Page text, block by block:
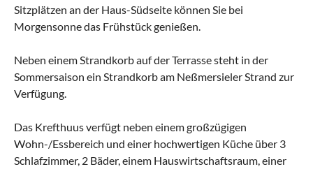
Sitzplätzen an der Haus-Südseite können Sie bei
Morgensonne das Frühstück genießen.
Neben einem Strandkorb auf der Terrasse steht in der
Sommersaison ein Strandkorb am Neßmersieler Strand zur
Verfügung.
Das Krefthuus verfügt neben einem großzügigen
Wohn-/Essbereich und einer hochwertigen Küche über 3
Schlafzimmer, 2 Bäder, einem Hauswirtschaftsraum, einer